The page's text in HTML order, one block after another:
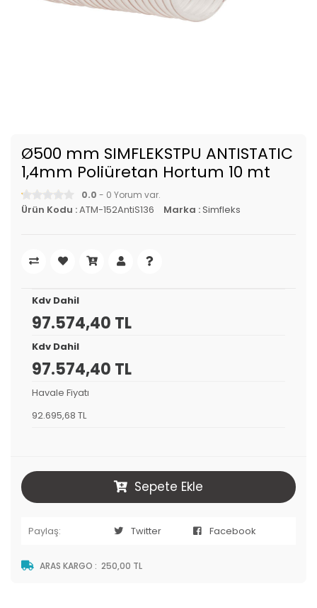
Ø500 mm SIMFLEKSTPU ANTISTATIC
1,4mm Poliüretan Hortum 10 mt
0.0 - 0 Yorum var.
Ürün Kodu :ATM-152AntiS136 Marka :Simfleks
Kdv Dahil
97.574,40 TL
Kdv Dahil
97.574,40 TL
Havale Fiyatı
92.695,68 TL
Sepete Ekle
Paylaş: Twitter Facebook
ARAS KARGO : 250,00 TL